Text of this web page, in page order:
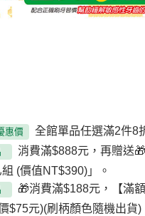
惠價 全館單品任選滿2件8
消費滿$888元，再贈送
(價值NT$390)」。
🎁消費滿$188元，【滿
$75元)(刷柄顏色隨機出貨)